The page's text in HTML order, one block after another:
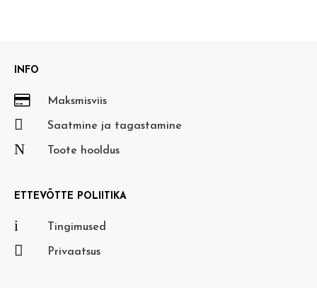
INFO
 Maksmisviis
 Saatmine ja tagastamine
N Toote hooldus
ETTEVÕTTE POLIITIKA
i Tingimused
 Privaatsus